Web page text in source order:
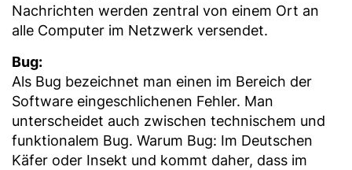
Nachrichten werden zentral von einem Ort an
alle Computer im Netzwerk versendet.
Bug:
Als Bug bezeichnet man einen im Bereich der
Software eingeschlichenen Fehler. Man
unterscheidet auch zwischen technischem und
funktionalem Bug. Warum Bug: Im Deutschen
Käfer oder Insekt und kommt daher, dass im